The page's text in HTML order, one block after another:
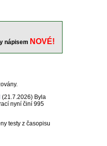
nápisem NOVÉ!
(21.7.2026) Byla
nyní činí 995
testy z časopisu